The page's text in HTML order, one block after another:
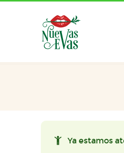
Ya estamos